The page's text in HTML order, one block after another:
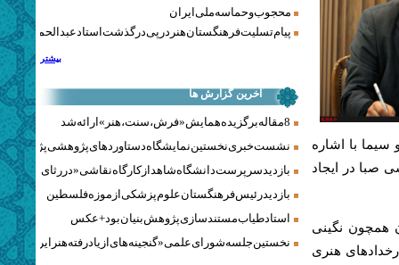
محجوب و حماسه ملی ایران
پیام تسلیت فرهنگستان هنر در پی درگذشت استاد عبدالحمید
بیشتر
آخرین گزارش ها
8 مقاله برگزیده همایش «فرش، سنت، هنر» ارائه شد
نشست خبری نخستین نمایشگاه دستاوردهای پژوهشی
بازدید سرپرست دانشگاه شاهد از کارگاه نقاشی «در رثای سیمرغ
بازدید رئیس فرهنگستان علوم پزشکی از موزه فلسطین
استاد طیاب مستندسازی پژوهش‌بنیان بود + عکس
نخستین جلسه شورای علمی «گنجینه‌های ازیادرفته هنر ایران»
با اشاره
صبا در ایجاد
همچون نگینی
هنری